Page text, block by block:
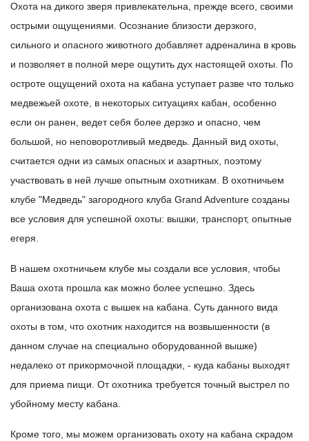
Охота на дикого зверя привлекательна, прежде всего, своими
острыми ощущениями. Осознание близости дерзкого,
сильного и опасного животного добавляет адреналина в кровь
и позволяет в полной мере ощутить дух настоящей охоты. По
остроте ощущений охота на кабана уступает разве что только
медвежьей охоте, в некоторых ситуациях кабан, особенно
если он ранен, ведет себя более дерзко и опасно, чем
большой, но неповоротливый медведь. Данный вид охоты,
считается одни из самых опасных и азартных, поэтому
участвовать в ней лучше опытным охотникам. В охотничьем
клубе "Медведь" загородного клуба Grand Adventure созданы
все условия для успешной охоты: вышки, транспорт, опытные
егеря.
В нашем охотничьем клубе мы создали все условия, чтобы
Ваша охота прошла как можно более успешно. Здесь
организована охота с вышек на кабана. Суть данного вида
охоты в том, что охотник находится на возвышенности (в
данном случае на специально оборудованной вышке)
недалеко от прикормочной площадки, - куда кабаны выходят
для приема пищи. От охотника требуется точный выстрел по
убойному месту кабана.
Кроме того, мы можем организовать охоту на кабана скрадом